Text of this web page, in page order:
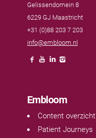
Gelissendomein 8
6229 GJ Maastricht
+31 (0)88 203 7 203
info@embloom.nl
Embloom
Content overzicht
Patient Journeys